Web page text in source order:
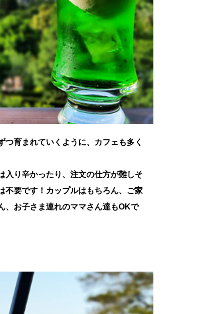
育まれていくように、カフェも多く
入り辛かったり、注文の仕方が難しそ
不要です！カップルはもちろん、ご家
お子さま連れのママさん達もOKで